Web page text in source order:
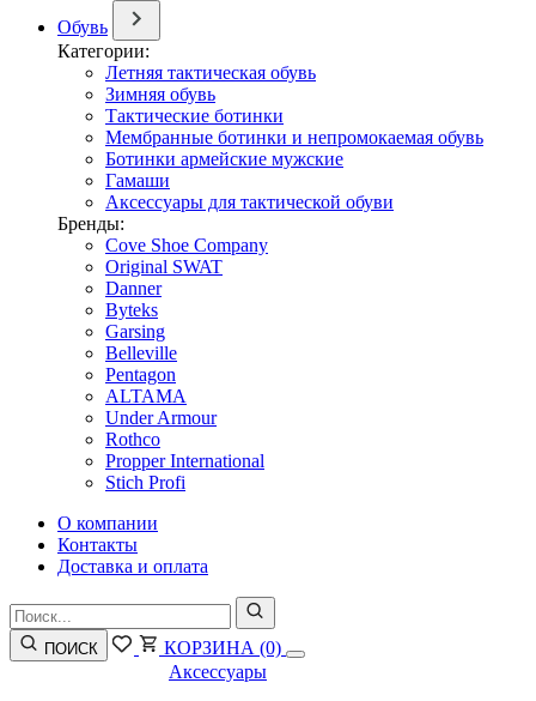
Обувь
Категории:
Летняя тактическая обувь
Зимняя обувь
Тактические ботинки
Мембранные ботинки и непромокаемая обувь
Ботинки армейские мужские
Гамаши
Аксессуары для тактической обуви
Бренды:
Cove Shoe Company
Original SWAT
Danner
Byteks
Garsing
Belleville
Pentagon
ALTAMA
Under Armour
Rothco
Propper International
Stich Profi
О компании
Контакты
Доставка и оплата
ПОИСК КОРЗИНА (0)
Аксессуары